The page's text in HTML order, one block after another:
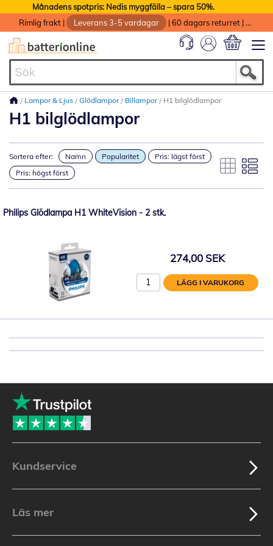
Månadens spotpris: Nedis myggfälla – spara 50%.
Rimlig frakt | Leverans 3-5 vardagar |60 dagars returret |
Lampor & Ljus Glödlampor Billampor H1 bilglödlampor
H1 bilglödlampor
Sortera efter: Namn Popularitet
Pris: lägst först
Pris: högst först
Philips Glödlampa H1 WhiteVision - 2 stk.
274,00 SEK
LÄGG I VARUKORG
Kundservice
Läs mer